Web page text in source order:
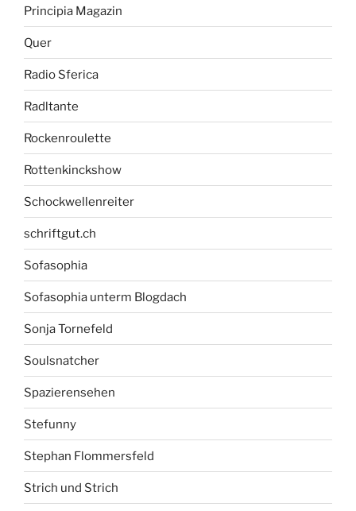
Principia Magazin
Quer
Radio Sferica
Radltante
Rockenroulette
Rottenkinckshow
Schockwellenreiter
schriftgut.ch
Sofasophia
Sofasophia unterm Blogdach
Sonja Tornefeld
Soulsnatcher
Spazierensehen
Stefunny
Stephan Flommersfeld
Strich und Strich